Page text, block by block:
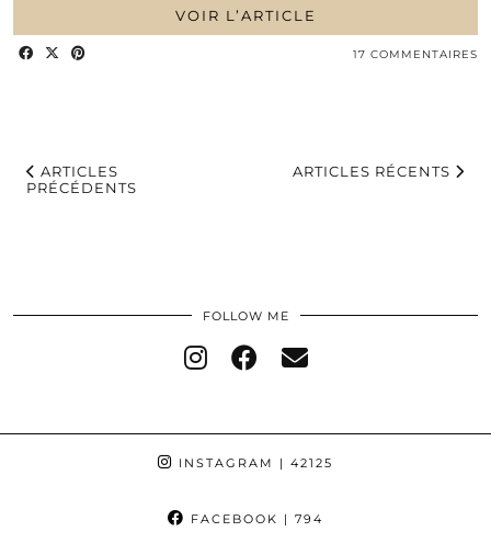
VOIR L’ARTICLE
17 COMMENTAIRES
ARTICLES
PRÉCÉDENTS
ARTICLES RÉCENTS
FOLLOW ME
INSTAGRAM | 42125
FACEBOOK | 794